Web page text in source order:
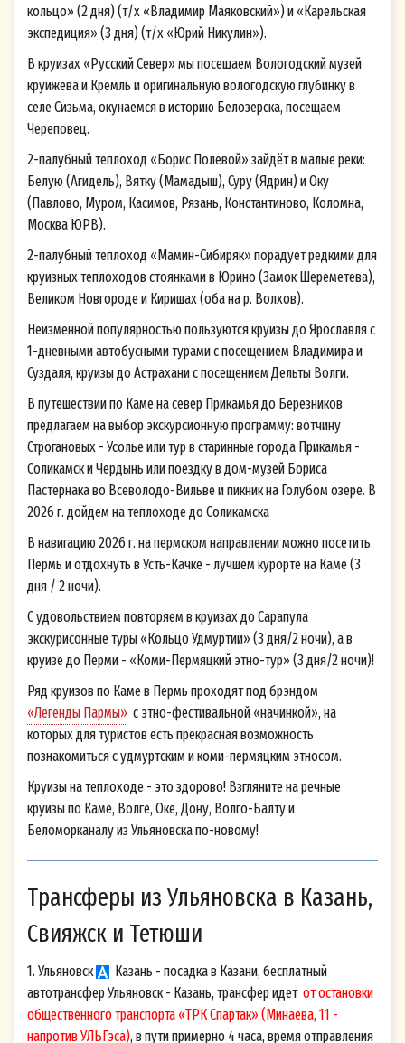
кольцо» (2 дня) (т/х «Владимир Маяковский») и «Карельская
экспедиция» (3 дня) (т/х «Юрий Никулин»).
В круизах «Русский Север» мы посещаем Вологодский музей
круижева и Кремль и оригинальную вологодскую глубинку в
селе Сизьма, окунаемся в историю Белозерска, посещаем
Череповец.
2-палубный теплоход «Борис Полевой» зайдёт в малые реки:
Белую (Агидель), Вятку (Мамадыш), Суру (Ядрин) и Оку
(Павлово, Муром, Касимов, Рязань, Константиново, Коломна,
Москва ЮРВ).
2-палубный теплоход «Мамин-Сибиряк» порадует редкими для
круизных теплоходов стоянками в Юрино (Замок Шереметева),
Великом Новгороде и Киришах (оба на р. Волхов).
Неизменной популярностью пользуются круизы до Ярославля с
1-дневными автобусными турами c посещением Владимира и
Суздаля, круизы до Астрахани с посещением Дельты Волги.
В путешествии по Каме на север Прикамья до Березников
предлагаем на выбор экскурсионную программу: вотчину
Строгановых - Усолье или тур в старинные города Прикамья -
Соликамск и Чердынь или поездку в дом-музей Бориса
Пастернака во Всеволодо-Вильве и пикник на Голубом озере. В
2026 г. дойдем на теплоходе до Соликамска
В навигацию 2026 г. на пермском направлении можно посетить
Пермь и отдохнуть в Усть-Качке - лучшем курорте на Каме (3
дня / 2 ночи).
С удовольствием повторяем в круизах до Сарапула
экскурисонные туры «Кольцо Удмуртии» (3 дня/2 ночи), а в
круизе до Перми - «Коми-Пермяцкий этно-тур» (3 дня/2 ночи)!
Ряд круизов по Каме в Пермь проходят под брэндом
«Легенды Пармы» с этно-фестивальной «начинкой», на
которых для туристов есть прекрасная возможность
познакомиться с удмуртским и коми-пермяцким этносом.
Круизы на теплоходе - это здорово! Взгляните на речные
круизы по Каме, Волге, Оке, Дону, Волго-Балту и
Беломорканалу из Ульяновска по-новому!
Трансферы из Ульяновска в Казань,
Свияжск и Тетюши
1. Ульяновск
Казань - посадка в Казани, бесплатный
автотрансфер Ульяновск - Казань, трансфер идет от остановки
общественного транспорта «ТРК Спартак» (Минаева, 11 -
напротив УЛЬГэса), в пути примерно 4 часа, время отправления